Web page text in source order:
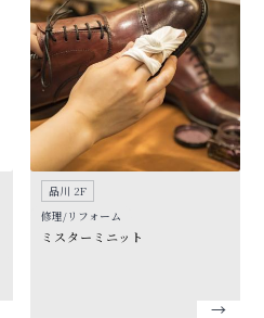
品川 2F
修理/リフォーム
ミスターミニット